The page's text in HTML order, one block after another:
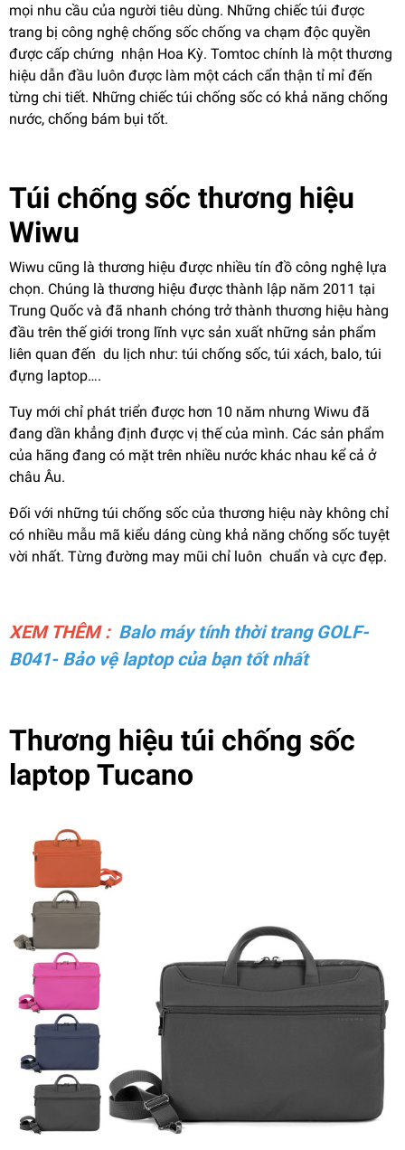
mọi nhu cầu của người tiêu dùng. Những chiếc túi được
trang bị công nghệ chống sốc chống va chạm độc quyền
được cấp chứng nhận Hoa Kỳ. Tomtoc chính là một thương
hiệu dẫn đầu luôn được làm một cách cẩn thận tỉ mỉ đến
từng chi tiết. Những chiếc túi chống sốc có khả năng chống
nước, chống bám bụi tốt.
Túi chống sốc thương hiệu
Wiwu
Wiwu cũng là thương hiệu được nhiều tín đồ công nghệ lựa
chọn. Chúng là thương hiệu được thành lập năm 2011 tại
Trung Quốc và đã nhanh chóng trở thành thương hiệu hàng
đầu trên thế giới trong lĩnh vực sản xuất những sản phẩm
liên quan đến du lịch như: túi chống sốc, túi xách, balo, túi
đựng laptop….
Tuy mới chỉ phát triển được hơn 10 năm nhưng Wiwu đã
đang dần khẳng định được vị thế của mình. Các sản phẩm
của hãng đang có mặt trên nhiều nước khác nhau kể cả ở
châu Âu.
Đối với những túi chống sốc của thương hiệu này không chỉ
có nhiều mẫu mã kiểu dáng cùng khả năng chống sốc tuyệt
vời nhất. Từng đường may mũi chỉ luôn chuẩn và cực đẹp.
XEM THÊM : Balo máy tính thời trang GOLF-
B041- Bảo vệ laptop của bạn tốt nhất
Thương hiệu túi chống sốc
laptop Tucano